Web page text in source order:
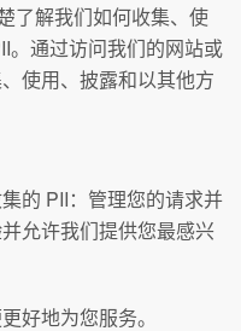
了解我们如何收集、使
。通过访问我们的网站或
使用、披露和以其他方
的 PII：管理您的请求并
允许我们提供您最感兴
好地为您服务。